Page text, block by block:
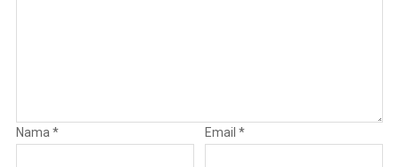
Nama * Email*